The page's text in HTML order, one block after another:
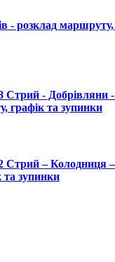
- розклад маршруту,
- Добрівляни
графік та зупинки
– Колодниця
та зупинки